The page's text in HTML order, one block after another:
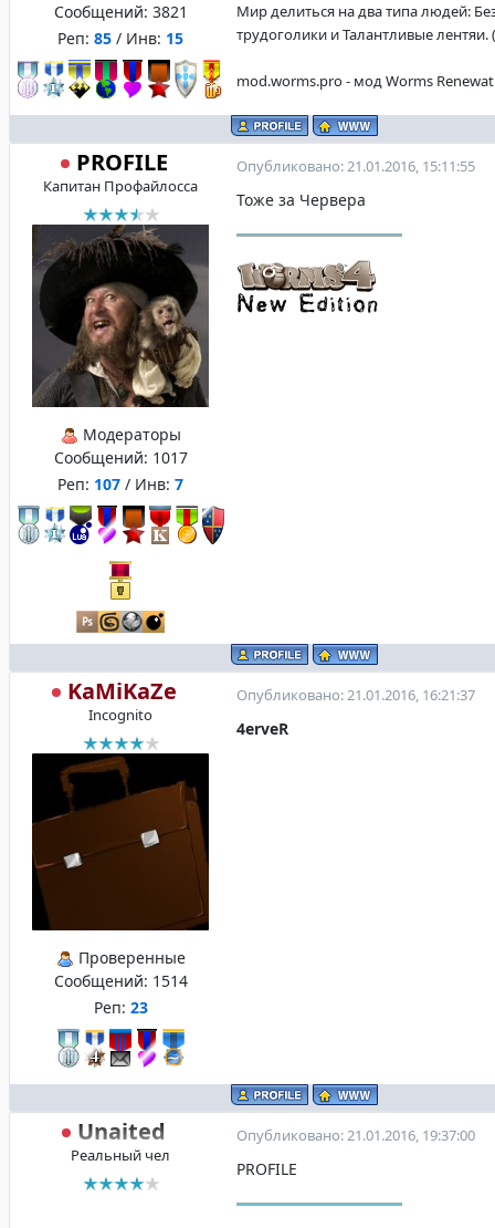
Сообщений: 3821
Реп: 85 / Инв: 15
Мир делиться на два типа людей:
трудоголики и Талантливые лентяи.
mod.worms.pro - мод Worms
PROFILE
Капитан Профайлосса
Модераторы
Сообщений: 1017
Реп: 107 / Инв: 7
Опубликовано: 21.01.2016, 15:11:55
Тоже за Червера
KaMiKaZe
Incognito
Проверенные
Сообщений: 1514
Реп: 23
Опубликовано: 21.01.2016, 16:21:37
4erveR
Unaited
Реальный чел
Опубликовано: 21.01.2016, 19:37:00
PROFILE